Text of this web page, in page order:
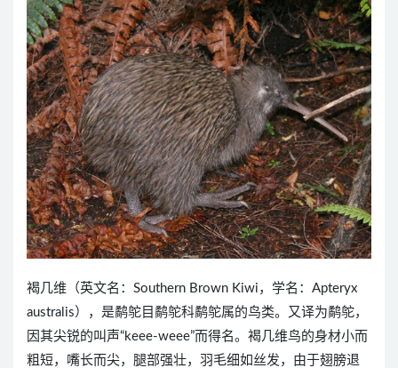
褐几维（英文名：Southern Brown Kiwi，学名：Apteryx
australis），是鹬鸵目鹬鸵科鹬鸵属的鸟类。又译为鹬鸵，
因其尖锐的叫声“keee-weee”而得名。褐几维鸟的身材小而
粗短，嘴长而尖，腿部强壮，羽毛细如丝发，由于翅膀退